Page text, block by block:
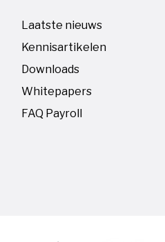
Laatste nieuws
Kennisartikelen
Downloads
Whitepapers
FAQ Payroll